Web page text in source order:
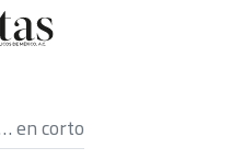
en corto